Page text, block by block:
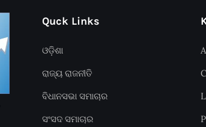
Quck Links
ଓଡ଼ିଶା
ରାଜ୍ୟ ରାଜନୀତି
ବିଧାନସଭା ସମାଚାର
ସଂସଦ ସମାଚାର